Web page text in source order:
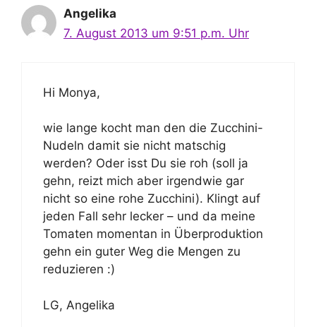
Angelika
7. August 2013 um 9:51 p.m. Uhr
Hi Monya,
wie lange kocht man den die Zucchini-
Nudeln damit sie nicht matschig
werden? Oder isst Du sie roh (soll ja
gehn, reizt mich aber irgendwie gar
nicht so eine rohe Zucchini). Klingt auf
jeden Fall sehr lecker – und da meine
Tomaten momentan in Überproduktion
gehn ein guter Weg die Mengen zu
reduzieren :)
LG, Angelika